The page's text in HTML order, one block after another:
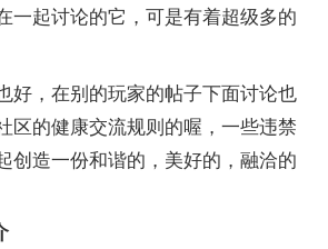
一起讨论的它，可是有着超级多的
，在别的玩家的帖子下面讨论也
区的健康交流规则的喔，一些违禁
创造一份和谐的，美好的，融洽的